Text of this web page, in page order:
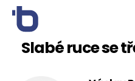
Slabé ruce se